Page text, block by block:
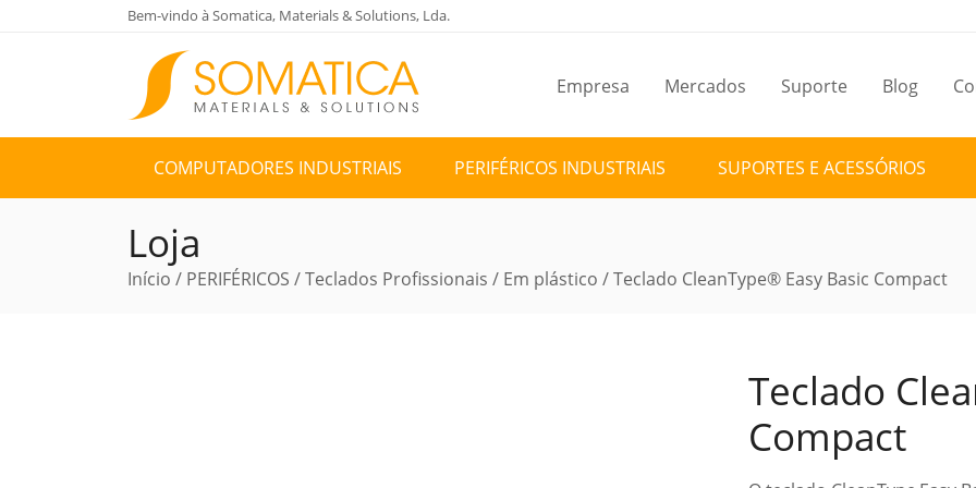
Bem-vindo à Somatica, Materials & Solutions, Lda.
Empresa Mercados Suporte Blog
COMPUTADORES INDUSTRIAIS PERIFÉRICOS INDUSTRIAIS SUPORTES E ACESSÓRIOS
Loja
Início / PERIFÉRICOS /Teclados Profissionais / Em plástico / Teclado CleanType® Easy Basic Compact
Teclado
Compact